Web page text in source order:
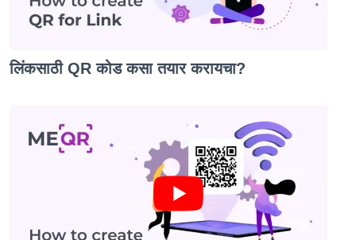
लिंकसाठी QR कोड कसा तयार करायचा?